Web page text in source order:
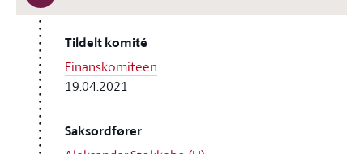
Tildelt komité
Finanskomiteen
19.04.2021
Saksordfører